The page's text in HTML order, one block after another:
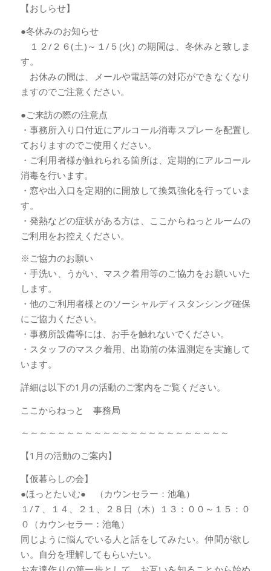
【おしらせ】
●冬休みのお知らせ
１２/２６(土)～１/５(火) の期間は、冬休みと致しま
す。
お休みの間は、メールや電話等の対応ができなくなり
ますのでご注意ください。
●ご来訪の際の注意点
・事務所入り口付近にアルコール消毒スプレーを配置し
ておりますのでご使用ください。
・ご利用者様が触れられる箇所は、定期的にアルコール
消毒を行います。
・窓や出入口を定期的に開放して換気強化を行っていま
す。
・発熱などの症状がある方は、ここからねっとルームの
ご利用をお控えください。
※ご協力のお願い
・手洗い、うがい、マスク着用等のご協力をお願いいた
します。
・他のご利用者様とのソーシャルディスタンシング確保
にご協力ください。
・事務所設備等には、お手を触れないでください。
・スタッフのマスク着用、出勤前の体温測定を実施して
います。
詳細は以下の1月の活動のご案内をご覧ください。
ここからねっと 事務局
～～～～～～～～～～～～～～～～～～～～～～～
【1月の活動のご案内】
【仮暮らしの会】
●ほっとたいむ● （カウンセラー：池亀）
１/７、１４、２１、２８日（木）１３：００～１５：０
０（カウンセラー：池亀）
同じように悩んでいる人と話をしてみたい。仲間が欲し
い。自分を理解してもらいたい。